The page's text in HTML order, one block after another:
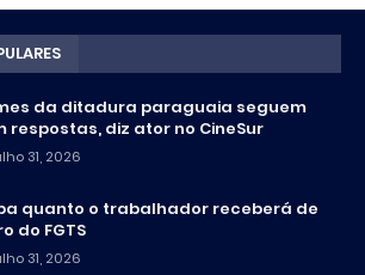
da ditadura paraguaia seguem
respostas, diz ator no CineSur
31, 2026
quanto o trabalhador receberá de
do FGTS
31, 2026